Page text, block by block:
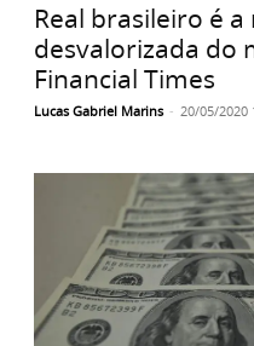
Real brasileiro é
desvalorizada do
Financial Times
Lucas Gabriel Marins - 20/05/2020